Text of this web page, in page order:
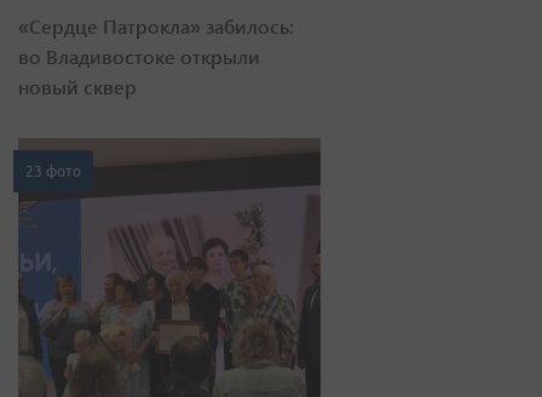
«Сердце Патрокла» забилось:
во Владивостоке открыли
новый сквер
23 фото